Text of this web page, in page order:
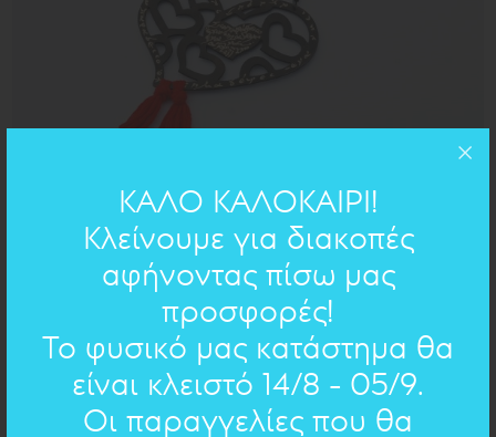
ΔΙΑΤΡΗΤΑ: ΚΡΕΜΑΣΤΟ
57€
ΠΡΟΣΦΟΡΑ
ΚΑΛΟ ΚΑΛΟΚΑΙΡΙ!
Κλείνουμε για διακοπές
αφήνοντας πίσω μας
προσφορές!
Το φυσικό μας κατάστημα θα
είναι κλειστό 14/8 - 05/9.
Οι παραγγελίες που θα